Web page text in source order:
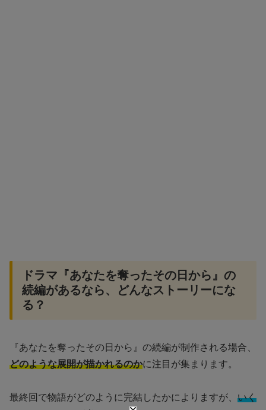
ドラマ『あなたを奪ったその日から』の
続編があるなら、どんなストーリーにな
る？
『あなたを奪ったその日から』の続編が制作される場合、
どのような展開が描かれるのかに注目が集まります。
最終回で物語がどのように完結したかによりますが、 いく